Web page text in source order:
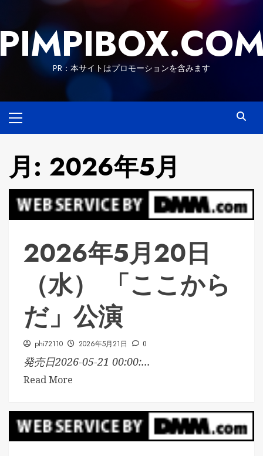
content
PR：本サイトはプロモーションを含みます
Menu
月: 2026年5月
2026年5月20日
（水） 「ここから
だ」公演
phi72110 2026年5月21日 0
発売日2026-05-21 00:00:...
Read More